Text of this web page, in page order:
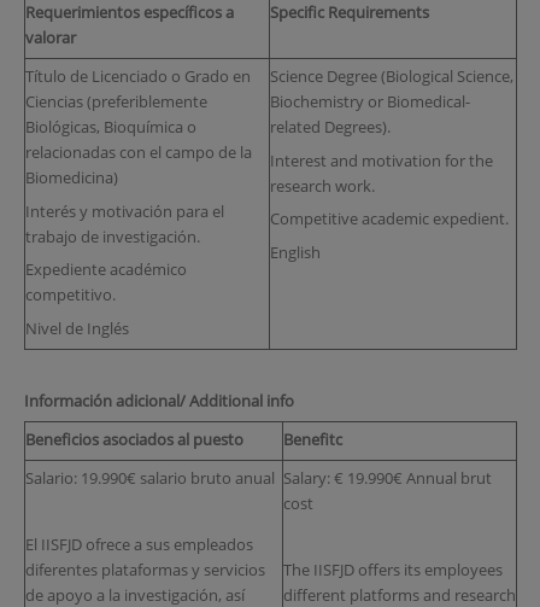
Requerimientos específicos a
valorar
Specific Requirements
Título de Licenciado o Grado en
Ciencias (preferiblemente
Biológicas, Bioquímica o
relacionadas con el campo de la
Biomedicina)
Interés y motivación para el
trabajo de investigación.
Expediente académico
competitivo.
Nivel de Inglés
Science Degree (Biological Science,
Biochemistry or Biomedical-
related Degrees).
Interest and motivation for the
research work.
Competitive academic expedient.
English
Información adicional/ Additional info
Beneficios asociados al puesto
Benefitc
Salario: 19.990€ salario bruto anual
El IISFJD ofrece a sus empleados
diferentes plataformas y servicios
de apoyo a la investigación, así
Salary: € 19.990€ Annual brut
cost
The IISFJD offers its employees
different platforms and research